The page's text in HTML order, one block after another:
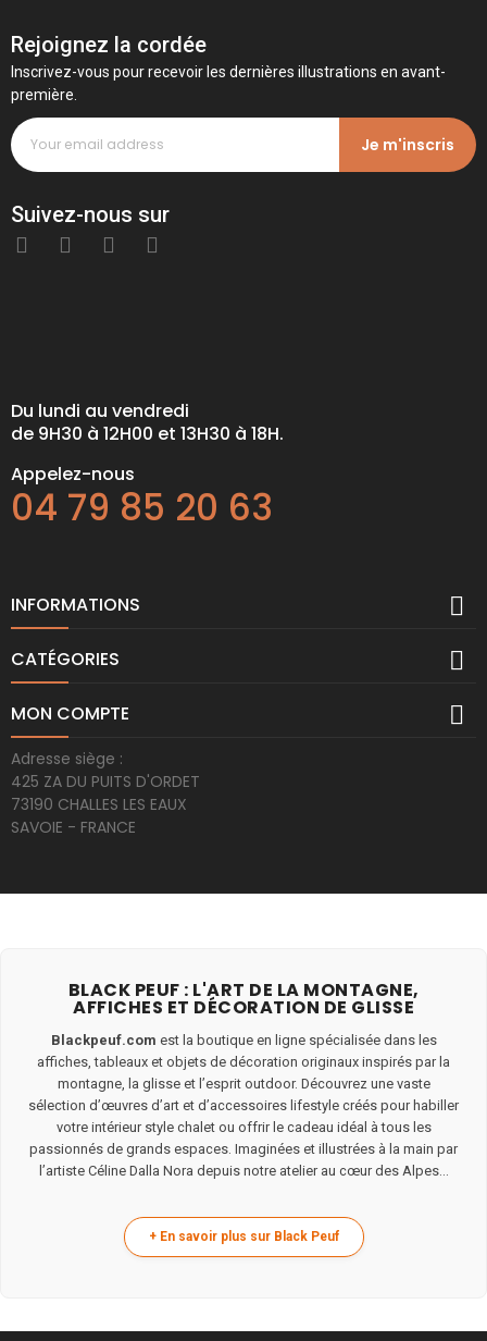
Rejoignez la cordée
Inscrivez-vous pour recevoir les dernières illustrations en avant-
première.
Je m'inscris
Suivez-nous sur
Du lundi au vendredi
de 9H30 à 12H00 et 13H30 à 18H.
Appelez-nous
04 79 85 20 63
INFORMATIONS 
CATÉGORIES 
MON COMPTE 
Adresse siège :
425 ZA DU PUITS D'ORDET
73190 CHALLES LES EAUX
SAVOIE - FRANCE
BLACK PEUF : L'ART DE LA MONTAGNE,
AFFICHES ET DÉCORATION DE GLISSE
Blackpeuf.com est la boutique en ligne spécialisée dans les
affiches, tableaux et objets de décoration originaux inspirés par la
montagne, la glisse et l’esprit outdoor. Découvrez une vaste
sélection d’œuvres d’art et d’accessoires lifestyle créés pour habiller
votre intérieur style chalet ou offrir le cadeau idéal à tous les
passionnés de grands espaces. Imaginées et illustrées à la main par
l’artiste Céline Dalla Nora depuis notre atelier au cœur des Alpes...